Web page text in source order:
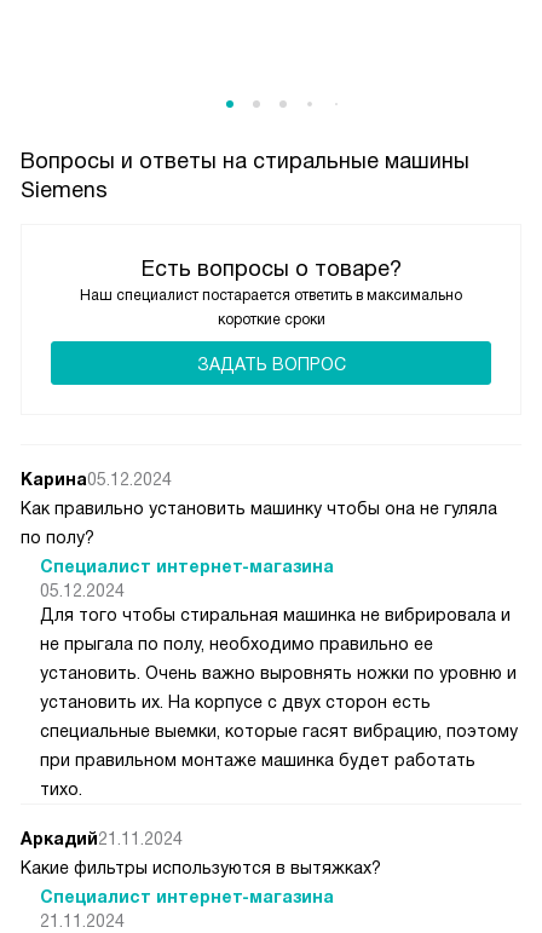
Вопросы и ответы на стиральные машины
Siemens
Есть вопросы о товаре?
Наш специалист постарается ответить в максимально
короткие сроки
ЗАДАТЬ ВОПРОС
Карина05.12.2024
Как правильно установить машинку чтобы она не гуляла
по полу?
Специалист интернет-магазина
05.12.2024
Для того чтобы стиральная машинка не вибрировала и
не прыгала по полу, необходимо правильно ее
установить. Очень важно выровнять ножки по уровню и
установить их. На корпусе с двух сторон есть
специальные выемки, которые гасят вибрацию, поэтому
при правильном монтаже машинка будет работать
тихо.
Аркадий21.11.2024
Какие фильтры используются в вытяжках?
Специалист интернет-магазина
21.11.2024